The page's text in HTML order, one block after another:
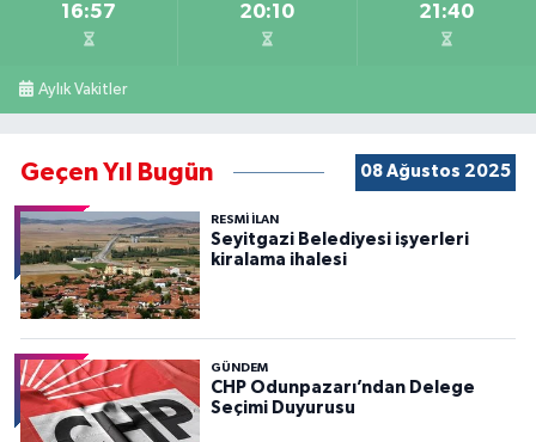
16:57 20:10 21:40
Aylık Vakitler
Geçen Yıl Bugün 08 Ağustos 2025
RESMİ İLAN
Seyitgazi Belediyesi işyerleri
kiralama ihalesi
GÜNDEM
CHP Odunpazarı’ndan Delege
Seçimi Duyurusu